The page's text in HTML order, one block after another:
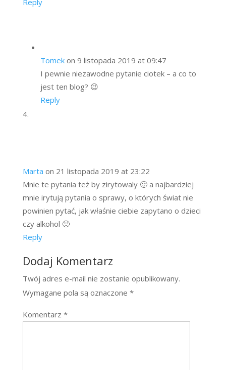
Reply
Tomek on 9 listopada 2019 at 09:47
I pewnie niezawodne pytanie ciotek – a co to
jest ten blog? 😉
Reply
Marta on 21 listopada 2019 at 23:22
Mnie te pytania też by zirytowaly 🙂 a najbardziej
mnie irytują pytania o sprawy, o których świat nie
powinien pytać, jak właśnie ciebie zapytano o dzieci
czy alkohol 🙂
Reply
Dodaj Komentarz
Twój adres e-mail nie zostanie opublikowany.
Wymagane pola są oznaczone *
Komentarz *